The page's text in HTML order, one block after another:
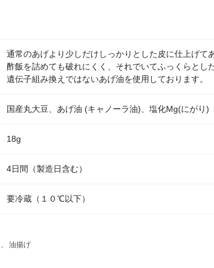
通常のあげより少しだけしっかりとした皮に仕上げて
酢飯を詰めても破れにくく、それでいてふっくらとし
遺伝子組み換えではないあげ油を使用しております。
国産丸大豆、あげ油 (キャノーラ油)、塩化Mg(にがり)
18g
4日間（製造日含む）
要冷蔵（１０℃以下）
、 油揚げ